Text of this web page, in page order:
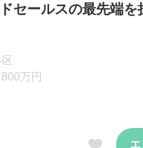
ドセールスの最先端
万円